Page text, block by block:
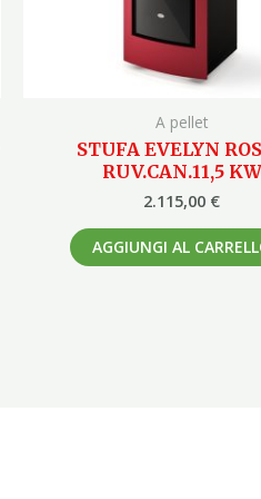
A pellet
STUFA EVELYN
RUV.CAN.11,5 KW
2.115,00 €
AGGIUNGI AL